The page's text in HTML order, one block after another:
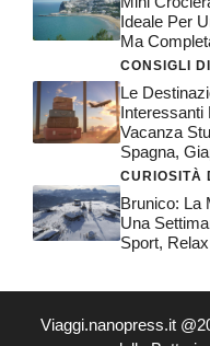
Ideale Per
Ma
CONSIGLI
Le
Interessanti
Vacanza
Spagna,
CURIOSITÀ
Brunico: La
Una
Sport,
Viaggi.nanopress.it